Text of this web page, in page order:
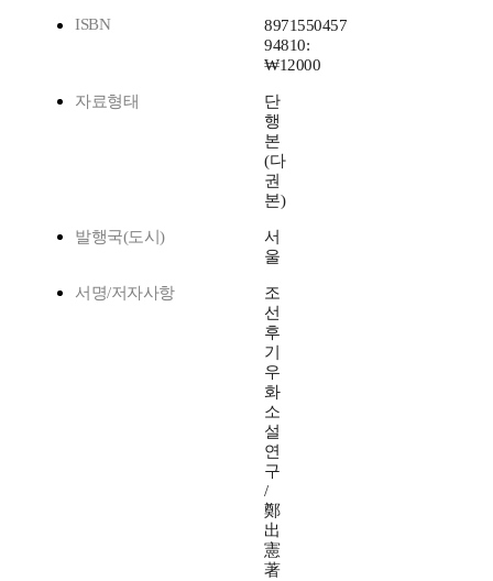
ISBN
8971550457
94810:
₩12000
자료형태
단
행
본
(다
권
본)
발행국(도시)
서
울
서명/저자사항
조
선
후
기
우
화
소
설
연
구
/
鄭
出
憲
著